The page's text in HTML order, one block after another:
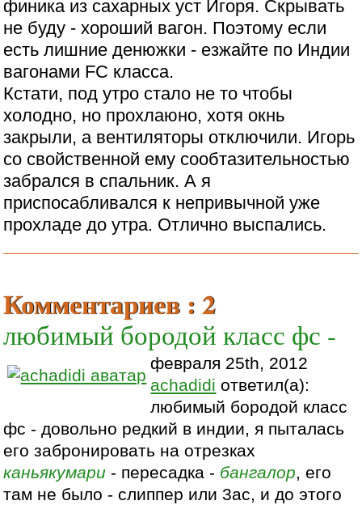
финика из сахарных уст Игоря. Скрывать
не буду - хороший вагон. Поэтому если
есть лишние денюжки - езжайте по Индии
вагонами FС класса.
Кстати, под утро стало не то чтобы
холодно, но прохлаюно, хотя окнь
закрыли, а вентиляторы отключили. Игорь
со свойственной ему сообтазительностью
забрался в спальник. А я
приспосабливался к непривычной уже
прохладе до утра. Отлично выспались.
Комментариев : 2
любимый бородой класс фс -
февраля 25th, 2012
achadidi ответил(а):
любимый бородой класс
фс - довольно редкий в индии, я пыталась
его забронировать на отрезках
каньякумари - пересадка - бангалор, его
там не было - слиппер или 3ас, и до этого